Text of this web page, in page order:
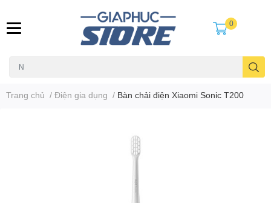
0
Trang chủ / Điện gia dụng / Bàn chải điện Xiaomi Sonic T200